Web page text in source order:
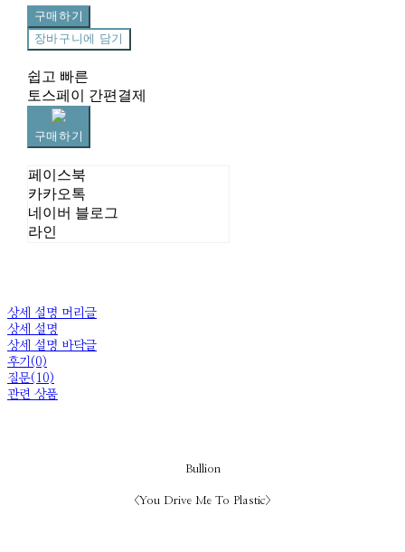
구매하기
장바구니에 담기
쉽고 빠른
토스페이 간편결제
구매하기
페이스북
카카오톡
네이버 블로그
라인
상세 설명 머리글
상세 설명
상세 설명 바닥글
후기(0)
질문(10)
관련 상품
Bullion
<You Drive Me To Plastic>